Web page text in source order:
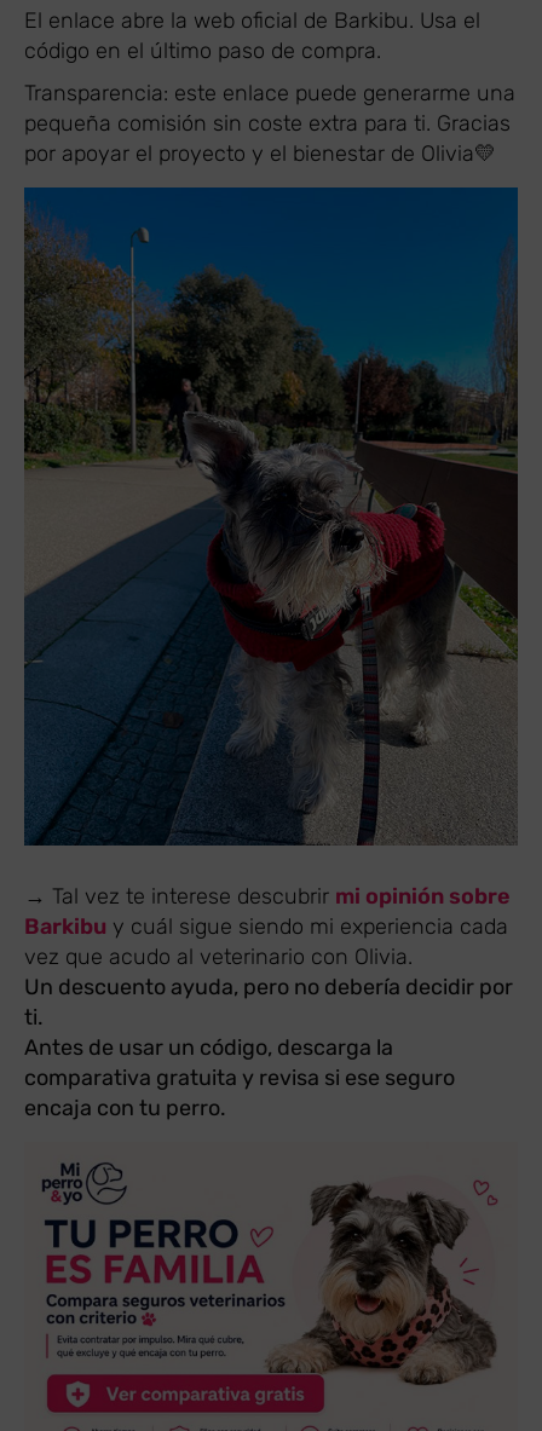
El enlace abre la web oficial de Barkibu. Usa el
código en el último paso de compra.
Transparencia: este enlace puede generarme una
pequeña comisión sin coste extra para ti. Gracias
por apoyar el proyecto y el bienestar de Olivia💛
→ Tal vez te interese descubrir mi opinión sobre
Barkibu y cuál sigue siendo mi experiencia cada
vez que acudo al veterinario con Olivia.
Un descuento ayuda, pero no debería decidir por
ti.
Antes de usar un código, descarga la
comparativa gratuita y revisa si ese seguro
encaja con tu perro.